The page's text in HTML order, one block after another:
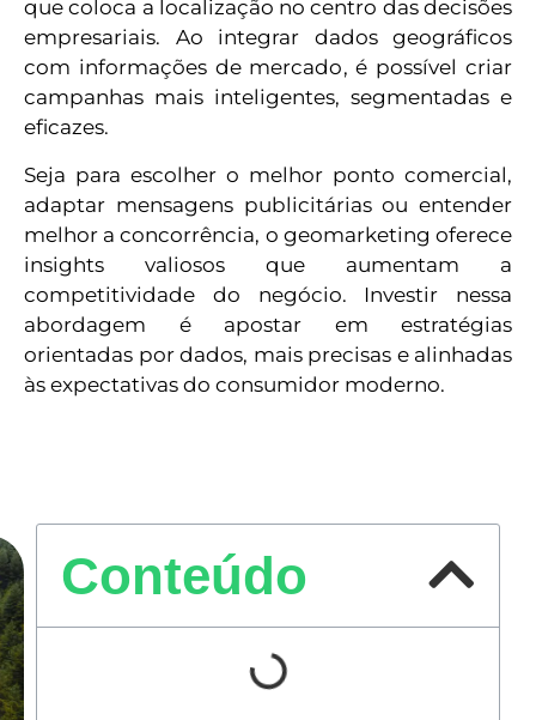
que coloca a localização no centro das decisões
empresariais. Ao integrar dados geográficos
com informações de mercado, é possível criar
campanhas mais inteligentes, segmentadas e
eficazes.
Seja para escolher o melhor ponto comercial,
adaptar mensagens publicitárias ou entender
melhor a concorrência, o geomarketing oferece
insights valiosos que aumentam a
competitividade do negócio. Investir nessa
abordagem é apostar em estratégias
orientadas por dados, mais precisas e alinhadas
às expectativas do consumidor moderno.
Conteúdo